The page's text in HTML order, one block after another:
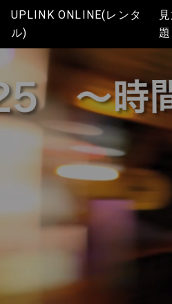
UPLINK ONLINE(レンタ
ル)
題